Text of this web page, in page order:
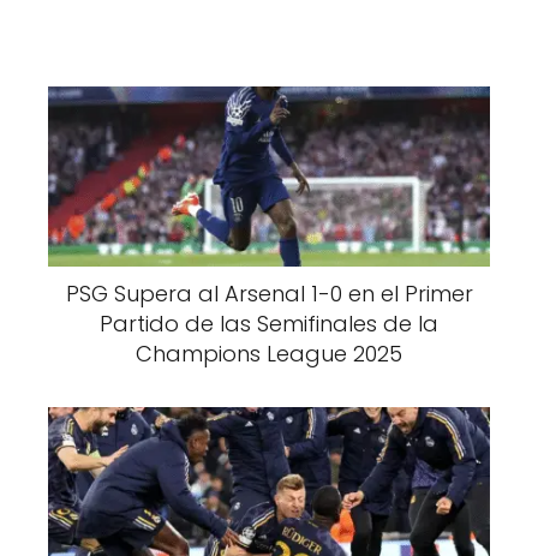
PSG Supera al Arsenal 1-0 en el Primer
Partido de las Semifinales de la
Champions League 2025